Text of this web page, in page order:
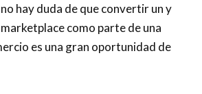
hay duda de que convertir un y
como parte de una
es una gran oportunidad de